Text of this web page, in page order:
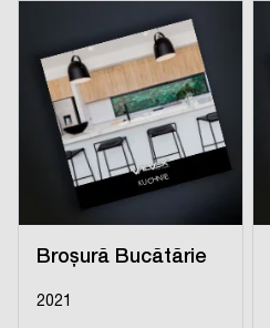
Broșură Bucătărie
2021